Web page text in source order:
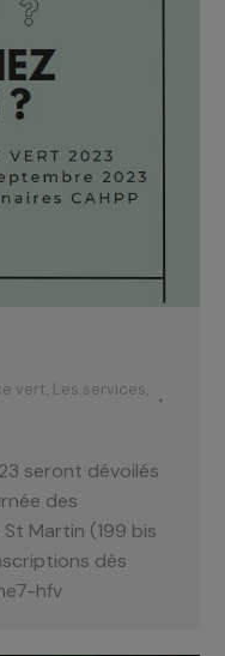
vert, Les services,
seront dévoilés
des
St Martin (199 bis
dès
hfv